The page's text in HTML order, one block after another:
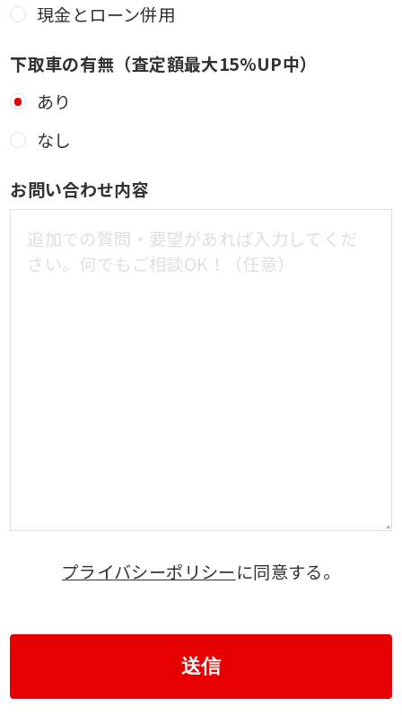
現金とローン併用
下取車の有無（査定額最大15%UP中）
あり
なし
お問い合わせ内容
プライバシーポリシーに同意する。
送信